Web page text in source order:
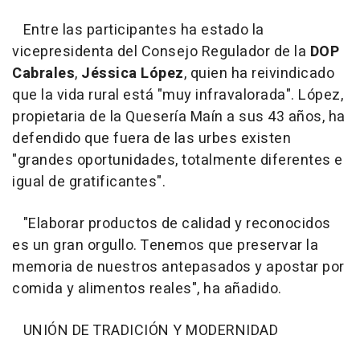
Entre las participantes ha estado la
vicepresidenta del Consejo Regulador de la DOP
Cabrales, Jéssica López, quien ha reivindicado
que la vida rural está "muy infravalorada". López,
propietaria de la Quesería Maín a sus 43 años, ha
defendido que fuera de las urbes existen
"grandes oportunidades, totalmente diferentes e
igual de gratificantes".
"Elaborar productos de calidad y reconocidos
es un gran orgullo. Tenemos que preservar la
memoria de nuestros antepasados y apostar por
comida y alimentos reales", ha añadido.
UNIÓN DE TRADICIÓN Y MODERNIDAD